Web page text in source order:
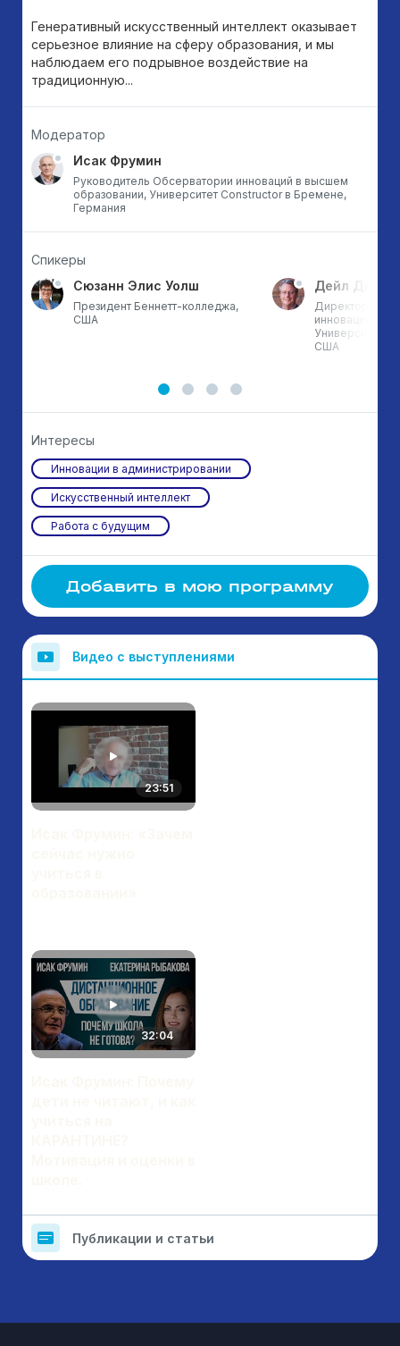
Генеративный искусственный интеллект оказывает
серьезное влияние на сферу образования, и мы
наблюдаем его подрывное воздействие на
традиционную...
Модератор
Исак Фрумин
Руководитель Обсерватории инноваций в высшем
образовании, Университет Constructor в Бремене,
Германия
Спикеры
Сюзанн Элис Уолш
Президент Беннетт-колледжа,
США
Дейл
Директор по
инновациям
Университета
США
Интересы
Инновации в администрировании
Искусственный интеллект
Работа с будущим
Добавить в мою программу
Видео с выступлениями
23:51
32:04
Публикации и статьи